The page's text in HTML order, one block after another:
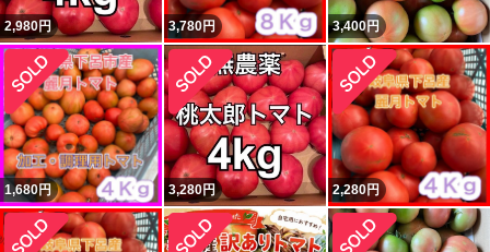
2,980円 3,780円 3,400円
1,680円 3,280円 2,280円